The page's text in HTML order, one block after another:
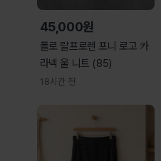
45,000원
폴로 랄프로렌 포니 로고 카
라넥 울 니트 (85)
18시간 전